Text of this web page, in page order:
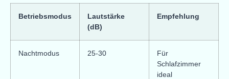
Betriebsmodus
Lautstärke
(dB)
Empfehlung
Nachtmodus 25-30
Für
Schlafzimmer
ideal